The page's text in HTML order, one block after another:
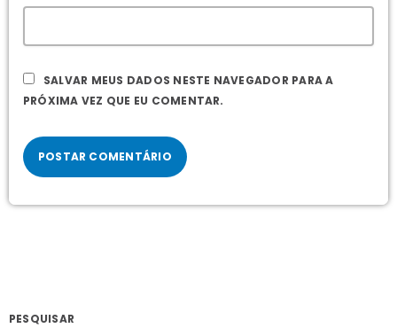
SALVAR MEUS DADOS NESTE NAVEGADOR PARA A
PRÓXIMA VEZ QUE EU COMENTAR.
PESQUISAR